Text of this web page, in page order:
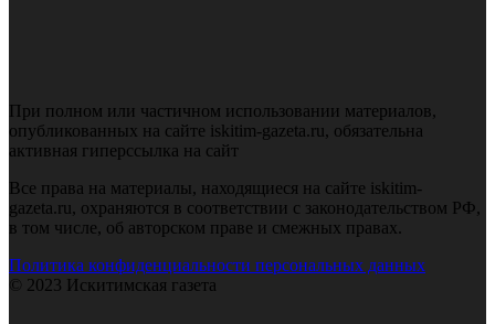
При полном или частичном использовании материалов,
опубликованных на сайте iskitim-gazeta.ru, обязательна
активная гиперссылка на сайт
Все права на материалы, находящиеся на сайте iskitim-
gazeta.ru, охраняются в соответствии с законодательством РФ,
в том числе, об авторском праве и смежных правах.
Политика конфиденциальности персональных данных
© 2023 Искитимская газета